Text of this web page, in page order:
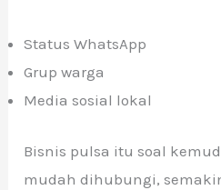
Status WhatsApp
Grup warga
Media sosial lokal
Bisnis pulsa itu soal
mudah dihubungi,